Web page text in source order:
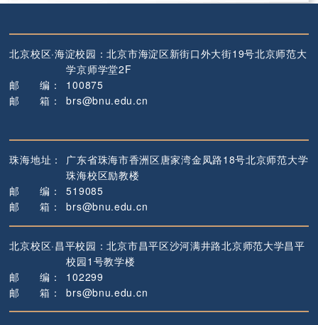
北京校区·海淀校园：北京市海淀区新街口外大街19号北京师范大
学京师学堂2F
邮
编 ：
100875
邮
箱 ： brs@bnu.edu.cn
珠海地址： 广东省珠海市香洲区唐家湾金凤路18号北京师范大学
珠海校区励教楼
邮
编 ：
519085
邮
箱 ： brs@bnu.edu.cn
北京校区·昌平校园：北京市昌平区沙河满井路北京师范大学昌平
校园1号教学楼
邮
编 ：
102299
邮
箱 ： brs@bnu.edu.cn